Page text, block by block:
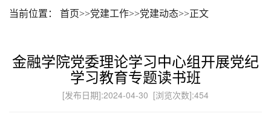
当前位置： 首页>>党建工作>>党建动态>>正文
金融学院党委理论学习中心组开展党纪
学习教育专题读书班
[发布日期]:2024-04-30 [浏览次数]:454